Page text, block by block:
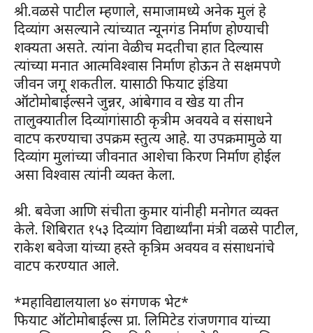
श्री.वळसे पाटील म्हणाले, समाजामध्ये अनेक मुलं हे
दिव्यांग असल्याने त्यांच्यात न्यूनगंड निर्माण होण्याची
शक्यता असते. त्यांना वेळीच मदतीचा हात दिल्यास
त्यांच्या मनात आत्मविश्वास निर्माण होऊन ते सक्षमपणे
जीवन जगू शकतील. यासाठी फियाट इंडिया
ऑटोमोबाईल्सने जुन्नर, आंबेगाव व खेड या तीन
तालुक्यातील दिव्यांगांसाठी कृत्रीम अवयवे व संसाधने
वाटप करण्याचा उपक्रम स्तुत्य आहे. या उपक्रमामुळे या
दिव्यांग मुलांच्या जीवनात आशेचा किरण निर्माण होईल
असा विश्वास त्यांनी व्यक्त केला.
श्री. बवेजा आणि संचीता कुमार यांनीही मनोगत व्यक्त
केले. शिबिरात १५३ दिव्यांग विद्यार्थ्यांना मंत्री वळसे पाटील,
राकेश बवेजा यांच्या हस्ते कृत्रिम अवयव व संसाधनांचे
वाटप करण्यात आले.
*महाविद्यालयाला ४० संगणक भेट*
फियाट ऑटोमोबाईल्स प्रा. लिमिटेड रांजणगाव यांच्या